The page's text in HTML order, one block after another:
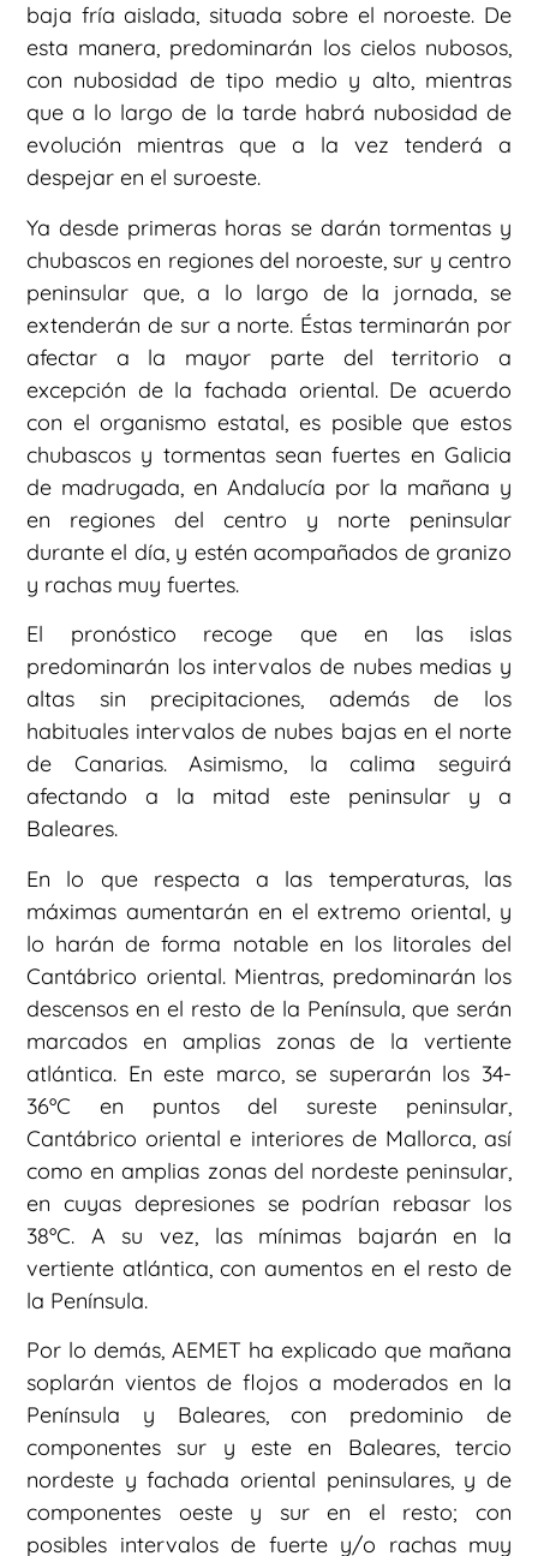
baja fría aislada, situada sobre el noroeste. De
esta manera, predominarán los cielos nubosos,
con nubosidad de tipo medio y alto, mientras
que a lo largo de la tarde habrá nubosidad de
evolución mientras que a la vez tenderá a
despejar en el suroeste.
Ya desde primeras horas se darán tormentas y
chubascos en regiones del noroeste, sur y centro
peninsular que, a lo largo de la jornada, se
extenderán de sur a norte. Éstas terminarán por
afectar a la mayor parte del territorio a
excepción de la fachada oriental. De acuerdo
con el organismo estatal, es posible que estos
chubascos y tormentas sean fuertes en Galicia
de madrugada, en Andalucía por la mañana y
en regiones del centro y norte peninsular
durante el día, y estén acompañados de granizo
y rachas muy fuertes.
El pronóstico recoge que en las islas
predominarán los intervalos de nubes medias y
altas sin precipitaciones, además de los
habituales intervalos de nubes bajas en el norte
de Canarias. Asimismo, la calima seguirá
afectando a la mitad este peninsular y a
Baleares.
En lo que respecta a las temperaturas, las
máximas aumentarán en el extremo oriental, y
lo harán de forma notable en los litorales del
Cantábrico oriental. Mientras, predominarán los
descensos en el resto de la Península, que serán
marcados en amplias zonas de la vertiente
atlántica. En este marco, se superarán los 34-
36ºC en puntos del sureste peninsular,
Cantábrico oriental e interiores de Mallorca, así
como en amplias zonas del nordeste peninsular,
en cuyas depresiones se podrían rebasar los
38ºC. A su vez, las mínimas bajarán en la
vertiente atlántica, con aumentos en el resto de
la Península.
Por lo demás, AEMET ha explicado que mañana
soplarán vientos de flojos a moderados en la
Península y Baleares, con predominio de
componentes sur y este en Baleares, tercio
nordeste y fachada oriental peninsulares, y de
componentes oeste y sur en el resto; con
posibles intervalos de fuerte y/o rachas muy